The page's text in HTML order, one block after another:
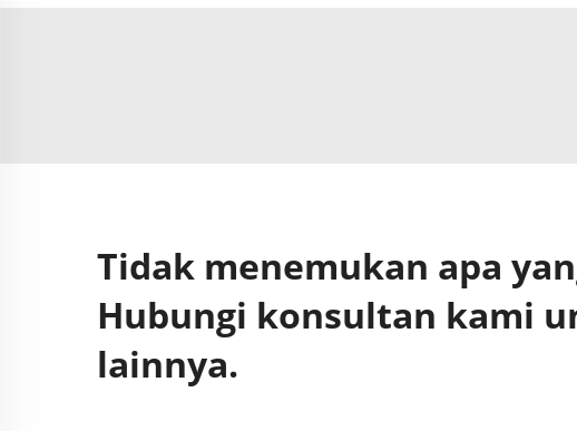
Tidak menemukan apa
Hubungi konsultan kami
lainnya.